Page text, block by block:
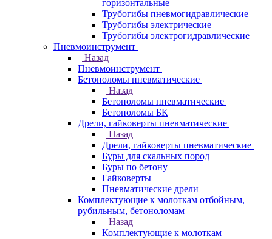
горизонтальные
Трубогибы пневмогидравлические
Трубогибы электрические
Трубогибы электрогидравлические
Пневмоинструмент
Назад
Пневмоинструмент
Бетоноломы пневматические
Назад
Бетоноломы пневматические
Бетоноломы БК
Дрели, гайковерты пневматические
Назад
Дрели, гайковерты пневматические
Буры для скальных пород
Буры по бетону
Гайковерты
Пневматические дрели
Комплектующие к молоткам отбойным,
рубильным, бетоноломам
Назад
Комплектующие к молоткам